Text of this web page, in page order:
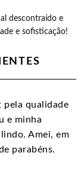
descontraído e
e sofisticação!
pela qualidade
e minha
Amei, em
parabéns.